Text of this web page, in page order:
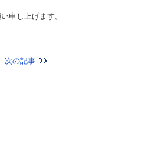
申し上げます。
次の記事